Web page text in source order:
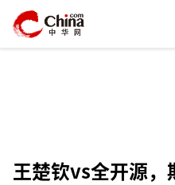
王楚钦vs全开源